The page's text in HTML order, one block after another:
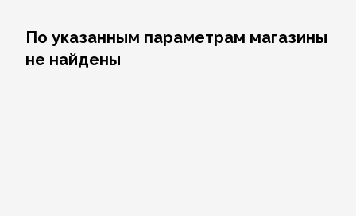
По указанным параметрам магазины
не найдены